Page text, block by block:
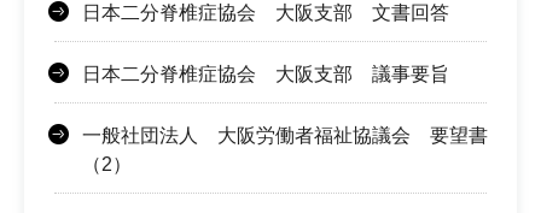
日本二分脊椎症協会 大阪支部 文書回答
日本二分脊椎症協会 大阪支部 議事要旨
一般社団法人 大阪労働者福祉協議会 要望書
（2）